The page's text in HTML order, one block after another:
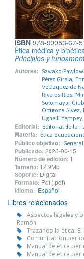
ISBN 978-99953-67-
Ëtica médica y
Principios y
Autores: Szwako
Pérez Girala,
Velázquez de
Riveros Ríos,
Sotomayor
Ortigoza Alvez,
Ughelli
Editorial: Editorial de la
Materia: Ética
Público objetivo: General
Publicado: 2026-06-15
Número de edición: 1
Tamaño: 12.9Mb
Soporte: Digital
Formato: Pdf (.pdf)
Idioma: Español
Libros relacionados
Aspectos legales y
Ramón
Trazando la ética:
Comunicación
Manual de ética
Manual de ética